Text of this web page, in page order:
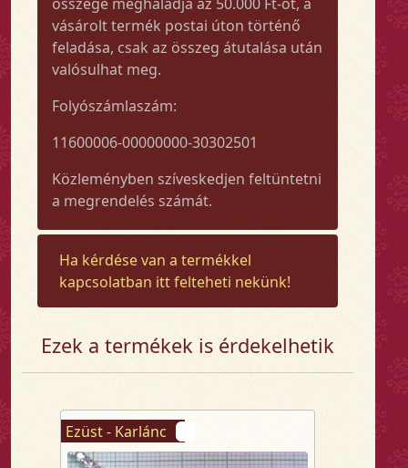
vásárolt termék postai úton történő
feladása, csak az összeg átutalása után
valósulhat meg.
Folyószámlaszám:
11600006-00000000-30302501
Közleményben szíveskedjen feltüntetni
a megrendelés számát.
Ha kérdése van a termékkel
kapcsolatban itt felteheti nekünk!
Ezek a termékek is érdekelhetik
Ezüst - Karlánc